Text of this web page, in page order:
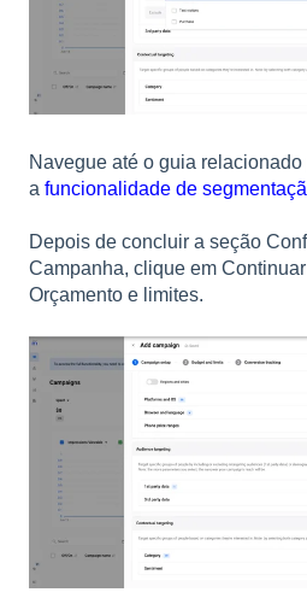
Navegue até o guia
a funcionalidade de
Depois de concluir a seção
Campanha, clique em
Orçamento e limites.